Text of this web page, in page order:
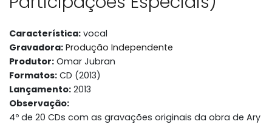
Característica: vocal
Gravadora: Produção Independente
Produtor: Omar Jubran
Formatos: CD (2013)
Lançamento: 2013
Observação:
4º de 20 CDs com as gravações originais da obra de Ary